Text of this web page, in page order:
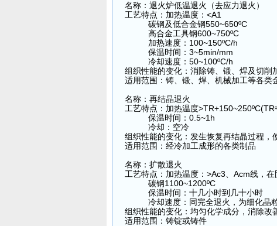
名称： 退火炉低温退火（去应力退火）
工艺特点：加热温度：<A1
碳钢及低合金钢550~650ºC
高合金工具钢600~750ºC
加热速度：100~150ºC/h
保温时间：3~5min/mm
冷却速度：50~100ºC/h
组织性能的变化：消除铸、锻、焊及切
适用范围：铸、锻、焊、机械加工等各类
名称：再结晶退火
工艺特点：加热温度
保温时间：0.5~1h
冷却：空冷
组织性能的变化：发生恢复再结晶过程，
适用范围：经冷加工成形的各类制品
名称：扩散退火
工艺特点：加热温度：>Ac3、Acm线，
碳钢1100~1200ºC
保温时间：十几小时到几十小时
冷却速度：同完全退火，为细化晶粒
组织性能的变化：均匀化学成分，消除改
适用范围：铸锭或铸件